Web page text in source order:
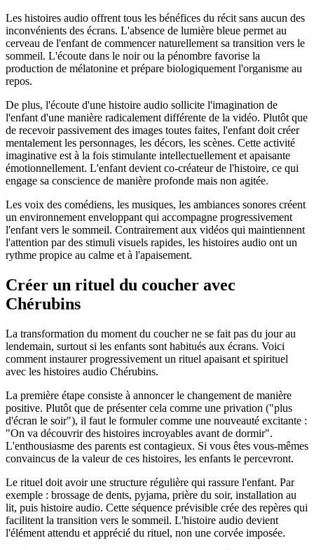
Les histoires audio offrent tous les bénéfices du récit sans aucun des
inconvénients des écrans. L'absence de lumière bleue permet au
cerveau de l'enfant de commencer naturellement sa transition vers le
sommeil. L'écoute dans le noir ou la pénombre favorise la
production de mélatonine et prépare biologiquement l'organisme au
repos.
De plus, l'écoute d'une histoire audio sollicite l'imagination de
l'enfant d'une manière radicalement différente de la vidéo. Plutôt que
de recevoir passivement des images toutes faites, l'enfant doit créer
mentalement les personnages, les décors, les scènes. Cette activité
imaginative est à la fois stimulante intellectuellement et apaisante
émotionnellement. L'enfant devient co-créateur de l'histoire, ce qui
engage sa conscience de manière profonde mais non agitée.
Les voix des comédiens, les musiques, les ambiances sonores créent
un environnement enveloppant qui accompagne progressivement
l'enfant vers le sommeil. Contrairement aux vidéos qui maintiennent
l'attention par des stimuli visuels rapides, les histoires audio ont un
rythme propice au calme et à l'apaisement.
Créer un rituel du coucher avec
Chérubins
La transformation du moment du coucher ne se fait pas du jour au
lendemain, surtout si les enfants sont habitués aux écrans. Voici
comment instaurer progressivement un rituel apaisant et spirituel
avec les histoires audio Chérubins.
La première étape consiste à annoncer le changement de manière
positive. Plutôt que de présenter cela comme une privation ("plus
d'écran le soir"), il faut le formuler comme une nouveauté excitante :
"On va découvrir des histoires incroyables avant de dormir".
L'enthousiasme des parents est contagieux. Si vous êtes vous-mêmes
convaincus de la valeur de ces histoires, les enfants le percevront.
Le rituel doit avoir une structure régulière qui rassure l'enfant. Par
exemple : brossage de dents, pyjama, prière du soir, installation au
lit, puis histoire audio. Cette séquence prévisible crée des repères qui
facilitent la transition vers le sommeil. L'histoire audio devient
l'élément attendu et apprécié du rituel, non une corvée imposée.